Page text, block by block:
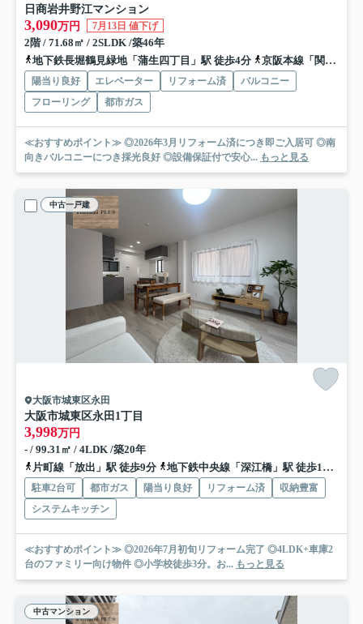
日商岩井野江マンション
3,090万円 7月13日 値下げ
2階 / 71.68㎡ / 2SLDK /築46年
地下鉄長堀鶴見緑地「蒲生四丁目」駅 徒歩4分
京阪本線「関目」駅 徒歩7分
陽当り良好 エレベーター リフォーム済
バルコニー
フローリング
都市ガス
≪おすすめポイント≫ ◎2026年3月リフォーム済につき即ご入居可 ◎南
向きバルコニーにつき採光良好 ◎設備保証付で安心... もっと見る
中古一戸建
大阪市城東区永田
大阪市城東区永田1丁目
3,998万円
- / 99.31㎡ / 4LDK /築20年
片町線「放出」駅 徒歩9分
地下鉄中央線「深江橋」駅 徒歩15分
駐車2台可 都市ガス 陽当り良好 リフォーム済
収納豊富
システムキッチン
≪おすすめポイント≫ ◎2026年7月初旬リフォーム完了 ◎4LDK+車庫2
台のファミリー向け物件 ◎小学校徒歩3分。お... もっと見る
中古マンション